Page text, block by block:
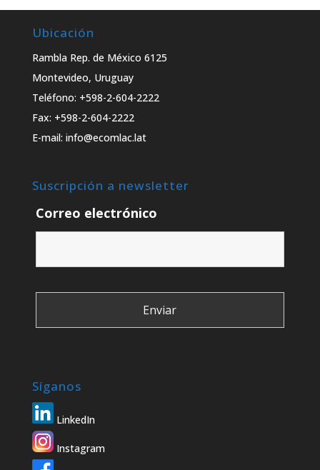
Ubicación
Rambla Rep. de México 6125
Montevideo, Uruguay
Teléfono: +598-2-604-2222
Fax: +598-2-604-2222
E-mail: info@ecomlac.lat
Suscripción a newsletter
Correo electrónico
Síganos
LinkedIn
Instagram